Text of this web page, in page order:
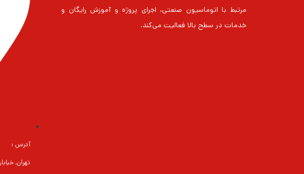
مرتبط با اتوماسیون صنعتی، اجرای پروژه و آموزش رایگان و
خدمات در سطح بالا فعالیت می‌کند.
آدرس :
تهران,